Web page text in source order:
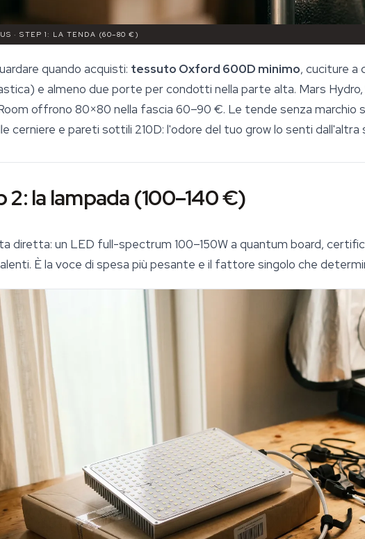
· STEP 1: LA TENDA (60–80 €)
quando acquisti: tessuto Oxford 600D minimo, cuciture a
e almeno due porte per condotti nella parte alta. Mars
offrono 80×80 nella fascia 60–90 €. Le tende senza marchio
cerniere e pareti sottili 210D: l'odore del tuo grow lo senti dall'altra
2: la lampada (100–140 €)
diretta: un LED full-spectrum 100–150W a quantum board,
È la voce di spesa più pesante e il fattore singolo che